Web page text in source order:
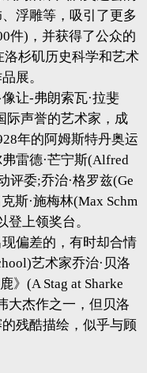
浮雕等，吸引了更多
件)，并获得了公众的
洛杉矶历史科学和艺术
展。
让-弗朗索瓦·拉斐
际声誉的艺术家，成
年的阿姆斯特丹奥运
雷德·芒宁斯(Alfred
评委;乔治·格罗兹(Ge
斯·施梅林(Max Schm
上领奖台。
偏差的，有时却合情
艺术家乔治·贝洛
》(A Stag at Sharke
大杰作之一，但贝洛
残酷描绘，似乎与顾